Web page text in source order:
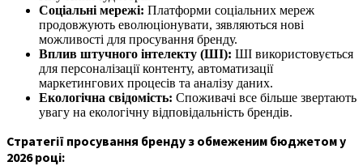
Соціальні мережі: Платформи соціальних мереж
продовжують еволюціонувати, зявляються нові
можливості для просування бренду.
Вплив штучного інтелекту (ШІ): ШІ використовується
для персоналізації контенту, автоматизації
маркетингових процесів та аналізу даних.
Екологічна свідомість: Споживачі все більше звертають
увагу на екологічну відповідальність брендів.
Стратегії просування бренду з обмеженим бюджетом у
2026 році: